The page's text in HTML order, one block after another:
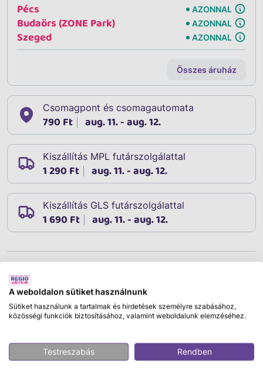
Pécs AZONNAL
Budaörs (ZONE Park) AZONNAL
Szeged AZONNAL
Összes áruház
Csomagpont és csomagautomata
790 Ft aug. 11. - aug. 12.
Kiszállítás MPL futárszolgálattal
1 290 Ft aug. 11. - aug. 12.
Kiszállítás GLS futárszolgálattal
1 690 Ft aug. 11. - aug. 12.
Leírás
Fontos!Ez a termék többféle színben, mintával vagy
kivitelben érhető el. A rendelés soránnincs lehetőség
rendelkezésre álló raktárkészletbőlvéletlenszerűen
kerül csomagolásra.
A termékképek a lehetséges
A weboldalon sütiket használnunk
Sütiket használunk a tartalmak és hirdetések személyre szabásához,
közösségi funkciók biztosításához, valamint weboldalunk elemzéséhez.
Testreszabás Rendben